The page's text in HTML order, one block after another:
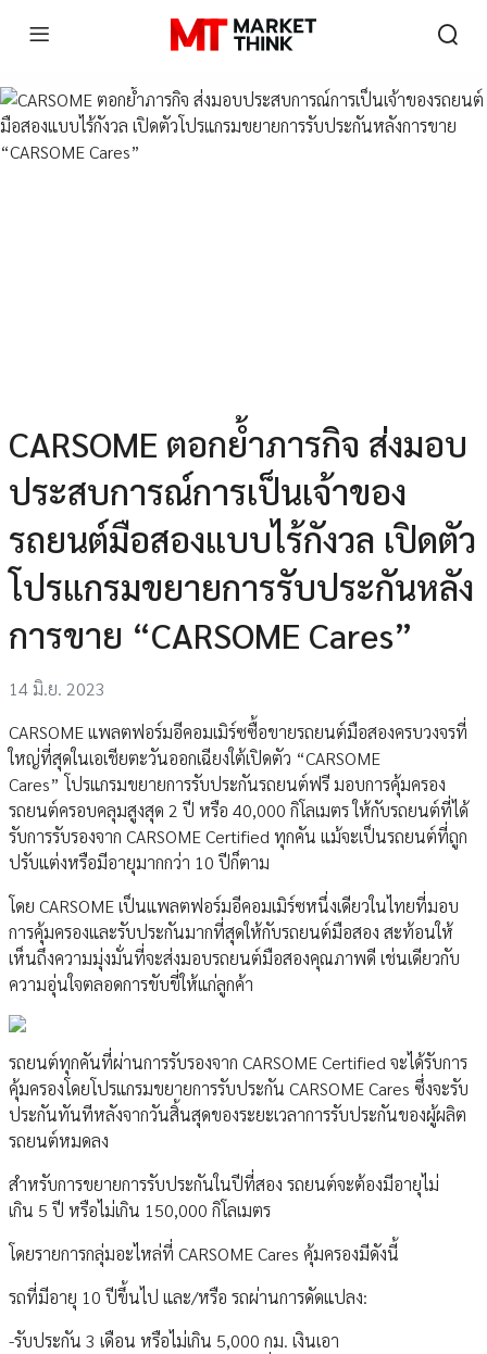
CARSOME ตอกย้ำภารกิจ ส่งมอบ
ประสบการณ์การเป็นเจ้าของ
รถยนต์มือสองแบบไร้กังวล เปิดตัว
โปรแกรมขยายการรับประกันหลัง
การขาย “CARSOME Cares”
14 มิ.ย. 2023
CARSOME แพลตฟอร์มอีคอมเมิร์ซซื้อขายรถยนต์มือสองครบวงจรที่
ใหญ่ที่สุดในเอเชียตะวันออกเฉียงใต้เปิดตัว “CARSOME
Cares” โปรแกรมขยายการรับประกันรถยนต์ฟรี มอบการคุ้มครอง
รถยนต์ครอบคลุมสูงสุด 2 ปี หรือ 40,000 กิโลเมตร ให้กับรถยนต์ที่ได้
รับการรับรองจาก CARSOME Certified ทุกคัน แม้จะเป็นรถยนต์ที่ถูก
ปรับแต่งหรือมีอายุมากกว่า 10 ปีก็ตาม
โดย CARSOME เป็นแพลตฟอร์มอีคอมเมิร์ซหนึ่งเดียวในไทยที่มอบ
การคุ้มครองและรับประกันมากที่สุดให้กับรถยนต์มือสอง สะท้อนให้
เห็นถึงความมุ่งมั่นที่จะส่งมอบรถยนต์มือสองคุณภาพดี เช่นเดียวกับ
ความอุ่นใจตลอดการขับขี่ให้แก่ลูกค้า
รถยนต์ทุกคันที่ผ่านการรับรองจาก CARSOME Certified จะได้รับการ
คุ้มครองโดยโปรแกรมขยายการรับประกัน CARSOME Cares ซึ่งจะรับ
ประกันทันทีหลังจากวันสิ้นสุดของระยะเวลาการรับประกันของผู้ผลิต
รถยนต์หมดลง
สำหรับการขยายการรับประกันในปีที่สอง รถยนต์จะต้องมีอายุไม่
เกิน 5 ปี หรือไม่เกิน 150,000 กิโลเมตร
โดยรายการกลุ่มอะไหล่ที่ CARSOME Cares คุ้มครองมีดังนี้
รถที่มีอายุ 10 ปีขึ้นไป และ/หรือ รถผ่านการดัดแปลง:
-รับประกัน 3 เดือน หรือไม่เกิน 5,000 กม. เงินเอา